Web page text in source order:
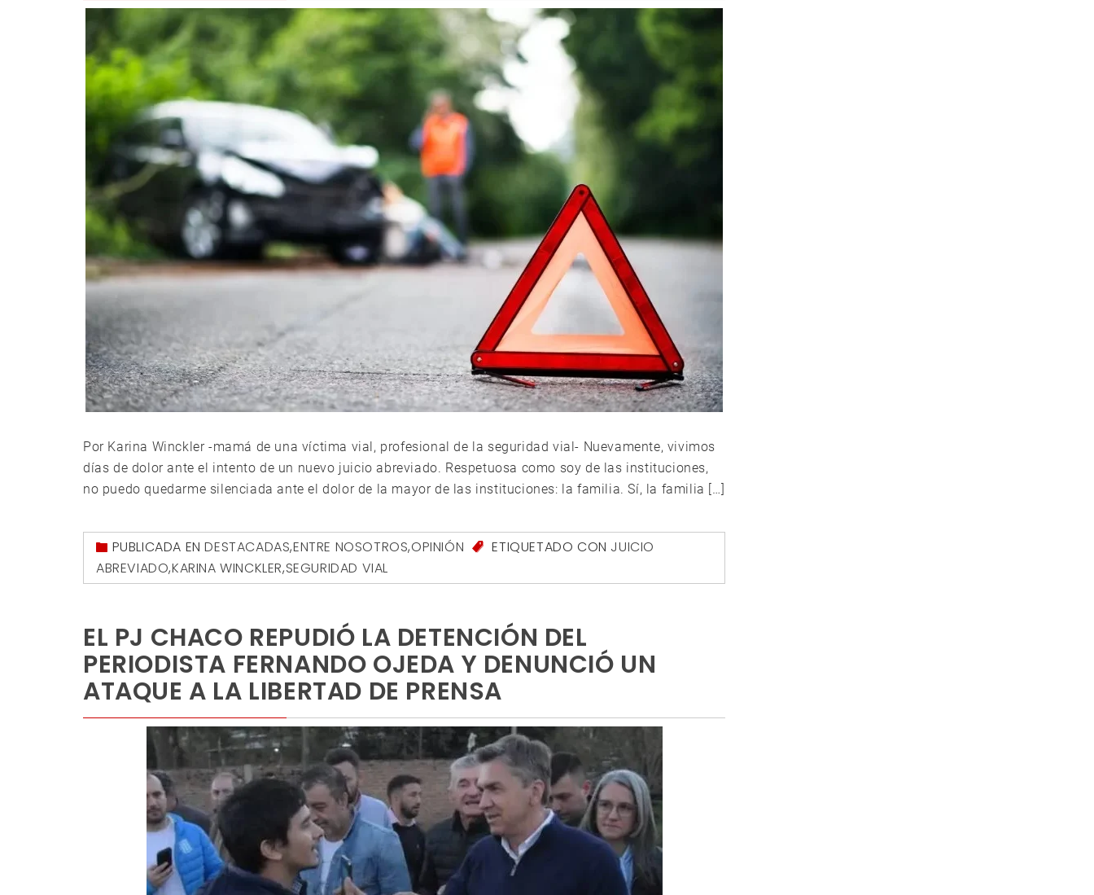
Por Karina Winckler -mamá de una víctima vial, profesional de la seguridad vial- Nuevamente, vivimos
días de dolor ante el intento de un nuevo juicio abreviado. Respetuosa como soy de las instituciones,
no puedo quedarme silenciada ante el dolor de la mayor de las instituciones: la familia. Sí, la familia […]
PUBLICADA ENDESTACADAS,ENTRE NOSOTROS,OPINIÓN ETIQUETADO CON JUICIO
ABREVIADO,KARINA WINCKLER,SEGURIDAD VIAL
EL PJ CHACO REPUDIÓ LA DETENCIÓN DEL
PERIODISTA FERNANDO OJEDA Y DENUNCIÓ UN
ATAQUE A LA LIBERTAD DE PRENSA